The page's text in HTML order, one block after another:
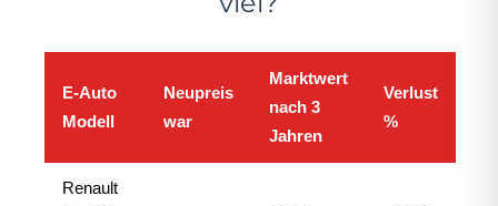
E-Auto
Modell
Neupreis
war
Marktwert
nach 3
Jahren
Verlust
%
Renault